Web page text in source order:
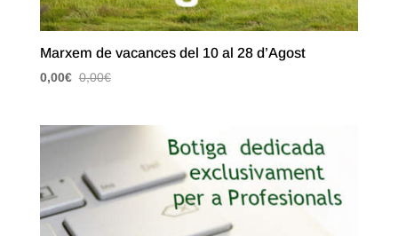
Marxem de vacances del 10 al 28 d’Agost
0,00€ 0,00€